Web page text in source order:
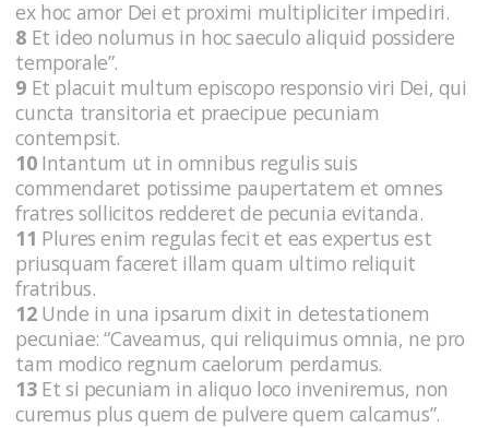
ex hoc amor Dei et proximi multipliciter impediri.
8 Et ideo nolumus in hoc saeculo aliquid possidere
temporale”.
9 Et placuit multum episcopo responsio viri Dei, qui
cuncta transitoria et praecipue pecuniam
contempsit.
10Intantum ut in omnibus regulis suis
commendaret potissime paupertatem et omnes
fratres sollicitos redderet de pecunia evitanda.
11 Plures enim regulas fecit et eas expertus est
priusquam faceret illam quam ultimo reliquit
fratribus.
12Unde in una ipsarum dixit in detestationem
pecuniae: “Caveamus, qui reliquimus omnia, ne pro
tam modico regnum caelorum perdamus.
13Et si pecuniam in aliquo loco inveniremus, non
curemus plus quem de pulvere quem calcamus”.